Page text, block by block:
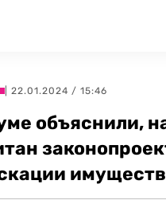
| 22.01.2024 / 15:46
объяснили,